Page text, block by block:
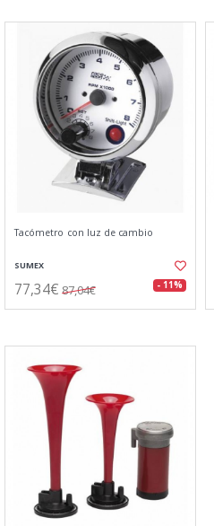
Tacómetro con luz de cambio
SUMEX
77,34€ 87,04€ - 11%